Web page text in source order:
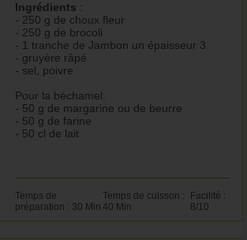
Ingrédients :
- 250 g de choux fleur
- 250 g de brocoli
- 1 tranche de Jambon un épaisseur 3
- gruyère râpé
- sel, poivre
Pour la béchamel:
- 50 g de margarine ou de beurre
- 50 g de farine
- 50 cl de lait
Temps de
préparation : 30 Min
Temps de cuisson :
40 Min
Facilité :
8/10